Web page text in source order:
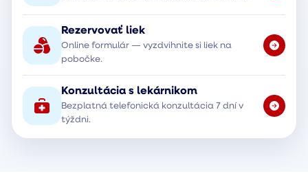
Rezervovať liek
Online formulár — vyzdvihnite si liek na
pobočke.
Konzultácia s lekárnikom
Bezplatná telefonická konzultácia 7 dní v
týždni.